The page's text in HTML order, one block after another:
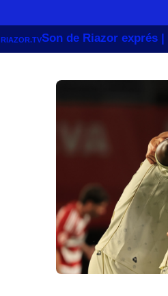
RIAZOR.TVSon de Riazor exprés